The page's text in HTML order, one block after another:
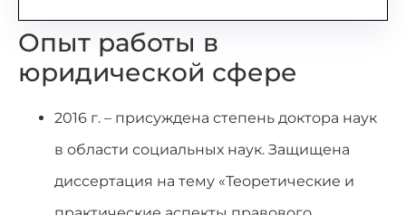
Опыт работы в
юридической сфере
2016 г. – присуждена степень доктора наук
в области социальных наук. Защищена
диссертация на тему «Теоретические и